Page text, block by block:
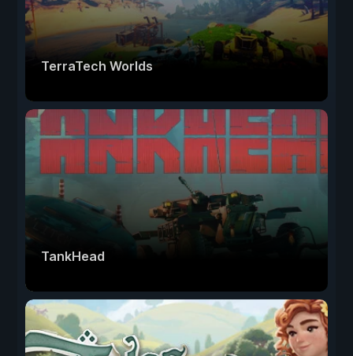
TerraTech Worlds
TankHead